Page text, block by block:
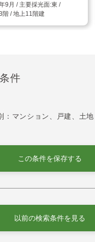
9月
東
階 / 地上11階建
件
：マンション、戸建、土
この条件を保存する
以前の検索条件を見る